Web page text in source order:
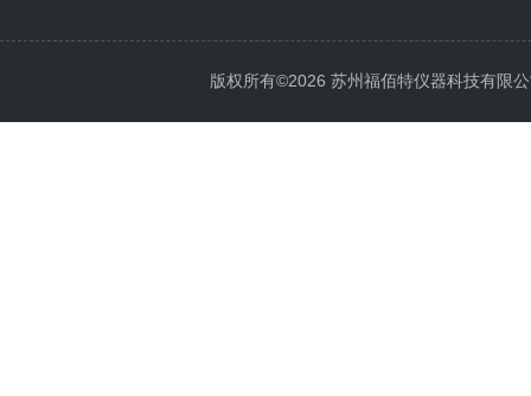
版权所有©2026 苏州福佰特仪器科技有限